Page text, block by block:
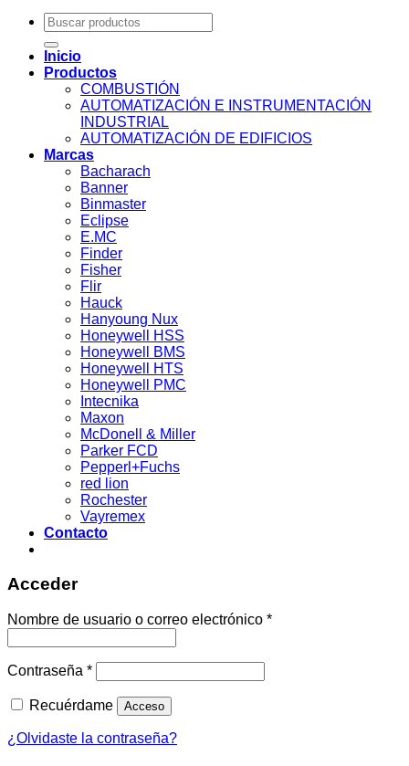
Buscar
por:
Inicio
Productos
COMBUSTIÓN
AUTOMATIZACIÓN E INSTRUMENTACIÓN
INDUSTRIAL
AUTOMATIZACIÓN DE EDIFICIOS
Marcas
Bacharach
Banner
Binmaster
Eclipse
E.MC
Finder
Fisher
Flir
Hauck
Hanyoung Nux
Honeywell HSS
Honeywell BMS
Honeywell HTS
Honeywell PMC
Intecnika
Maxon
McDonell & Miller
Parker FCD
Pepperl+Fuchs
red lion
Rochester
Vayremex
Contacto
Acceder
Nombre de usuario o correo electrónico *
Contraseña *
Recuérdame Acceso
¿Olvidaste la contraseña?